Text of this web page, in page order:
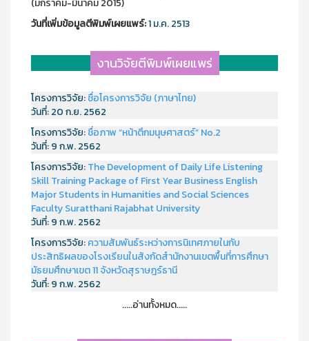
(มกราคม-มีนาคม 2015)
วันที่เพิ่มข้อมูลตีพิมพ์เผยแพร์:1 ม.ค. 2513
งานวิจัยตีพิมพ์เผยแพร่
โครงการวิจัย:ชื่อโครงการวิจัย (ภาษาไทย)
วันที่:20 ก.ย. 2562
โครงการวิจัย:ชื่อภาพ “หน้าตึกมนุษศาสตร์” No.2
วันที่:9 ก.พ. 2562
โครงการวิจัย:The Development of Daily Life Listening
Skill Training Package of First Year Business English
Major Students in Humanities and Social Sciences
Faculty Suratthani Rajabhat University
วันที่:9 ก.พ. 2562
โครงการวิจัย:ความสัมพันธ์ระหว่างการนิเทศภายในกับ
ประสิทธิผลของโรงเรียนในสังกัดสำนักงานเขตพื้นที่การศึกษา
มัธยมศึกษาเขต 11 จังหวัดสุราษฎร์ธานี
วันที่:9 ก.พ. 2562
.....อ่านทั้งหมด.....